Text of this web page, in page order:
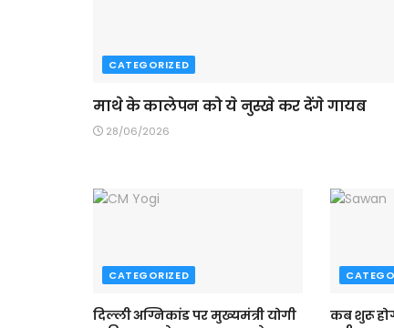
CATEGORIZED
माथे के कालेपन को ये नुस्खे कर देंगे गायब
28/06/2026
CATEGORIZED
दिल्ली अग्निकांड पर मुख्यमंत्री योगी
कब शुरू